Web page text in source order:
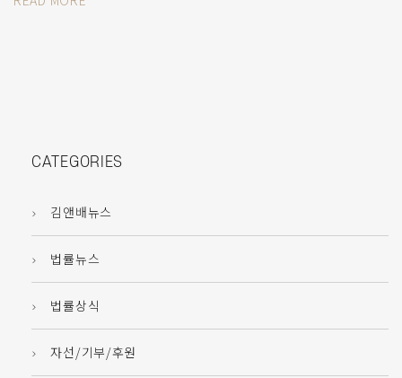
CATEGORIES
김앤배뉴스
법률뉴스
법률상식
자선/기부/후원